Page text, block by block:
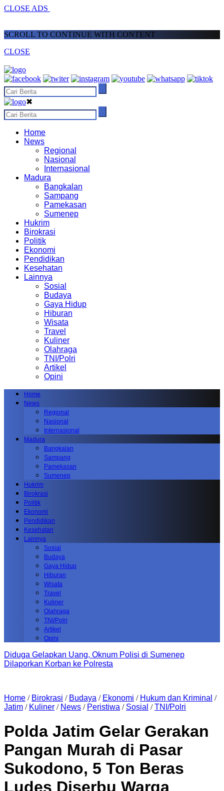
CLOSE ADS
SCROLL TO CONTINUE WITH CONTENT
CLOSE
✖
Home
News
Regional
Nasional
Internasional
Madura
Bangkalan
Sampang
Pamekasan
Sumenep
Hukrim
Birokrasi
Politik
Ekonomi
Pendidikan
Kesehatan
Lainnya
Sosial
Budaya
Gaya Hidup
Hiburan
Wisata
Travel
Kuliner
Olahraga
TNI/Polri
Artikel
Opini
Home
News
Regional
Nasional
Internasional
Madura
Bangkalan
Sampang
Pamekasan
Sumenep
Hukrim
Birokrasi
Politik
Ekonomi
Pendidikan
Kesehatan
Lainnya
Sosial
Budaya
Gaya Hidup
Hiburan
Wisata
Travel
Kuliner
Olahraga
TNI/Polri
Artikel
Opini
Diduga Gelapkan Uang, Oknum Polisi di Sumenep
Dilaporkan Korban ke Polresta
Home / Birokrasi / Budaya / Ekonomi / Hukum dan Kriminal /
Jatim / Kuliner / News / Peristiwa / Sosial /TNI/Polri
Polda Jatim Gelar Gerakan
Pangan Murah di Pasar
Sukodono, 5 Ton Beras
Ludes Diserbu Warga